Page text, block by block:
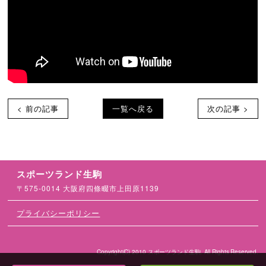
< 前の記事 一覧へ戻る 次の記事 >
スポーツランド生駒
〒575-0014 大阪府四條畷市上田原1139
プライバシーポリシー
Copyright(C) 2010 スポーツランド生駒. All Rights Reserved.